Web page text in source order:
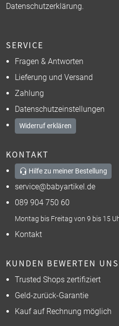
Datenschutzerklärung.
SERVICE
Fragen & Antworten
Lieferung und Versand
Zahlung
Datenschutzeinstellungen
Widerruf erklären
KONTAKT
Hilfe zu meiner Bestellung
service@babyartikel.de
089 904 750 60
Montag bis Freitag von 9 bis 15
Kontakt
KUNDEN BEWERTEN
Trusted Shops zertifiziert
Geld-zurück-Garantie
Kauf auf Rechnung möglich